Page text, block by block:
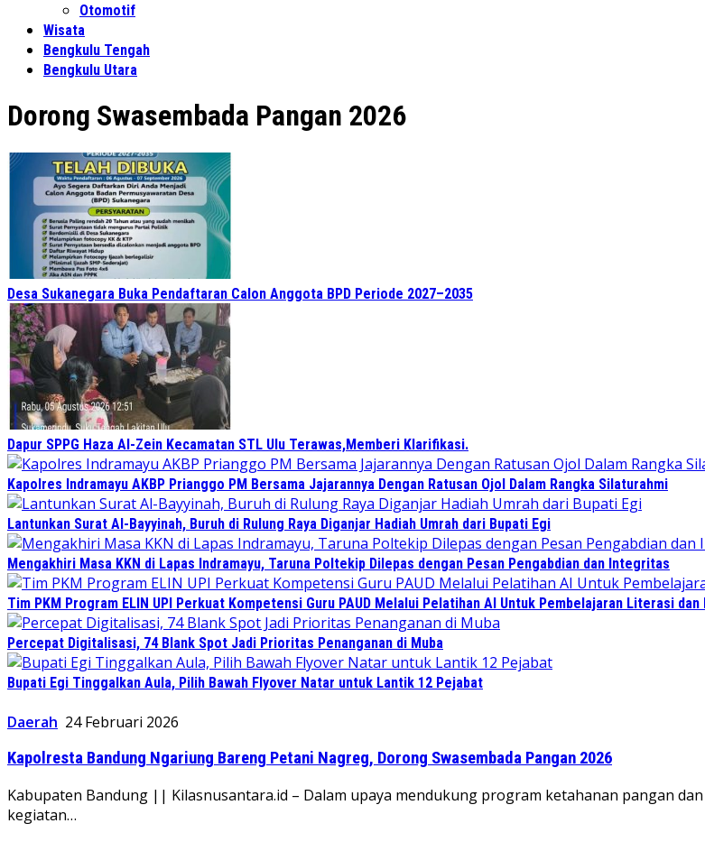
Otomotif
Wisata
Bengkulu Tengah
Bengkulu Utara
Dorong Swasembada Pangan 2026
Desa Sukanegara Buka Pendaftaran Calon Anggota BPD Periode 2027–2035
Dapur SPPG Haza Al-Zein Kecamatan STL Ulu Terawas,Memberi Klarifikasi.
Kapolres Indramayu AKBP Prianggo PM Bersama Jajarannya Dengan Ratusan Ojol Dalam Rangka Silaturahmi
Lantunkan Surat Al-Bayyinah, Buruh di Rulung Raya Diganjar Hadiah Umrah dari Bupati Egi
Mengakhiri Masa KKN di Lapas Indramayu, Taruna Poltekip Dilepas dengan Pesan Pengabdian dan Integritas
Tim PKM Program ELIN UPI Perkuat Kompetensi Guru PAUD Melalui Pelatihan AI Untuk Pembelajaran Literasi dan
Percepat Digitalisasi, 74 Blank Spot Jadi Prioritas Penanganan di Muba
Bupati Egi Tinggalkan Aula, Pilih Bawah Flyover Natar untuk Lantik 12 Pejabat
Daerah 24 Februari 2026
Kapolresta Bandung Ngariung Bareng Petani Nagreg, Dorong Swasembada Pangan 2026
Kabupaten Bandung || Kilasnusantara.id – Dalam upaya mendukung program ketahanan pangan
kegiatan…